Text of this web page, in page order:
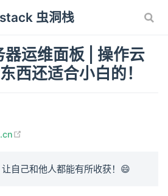
虫洞栈
器运维面板 | 操作云
西还适合小白的！
自己和他人都能有所收获！😄